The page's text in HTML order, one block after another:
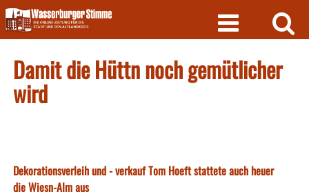
Skip
to
content
Damit die Hüttn noch gemütlicher
wird
Dekorationsverleih und - verkauf Tom Hoeft stattete auch heuer
die Wiesn-Alm aus